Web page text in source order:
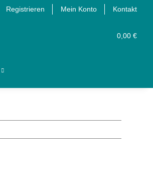
Registrieren Mein Konto Kontakt
0,00 €